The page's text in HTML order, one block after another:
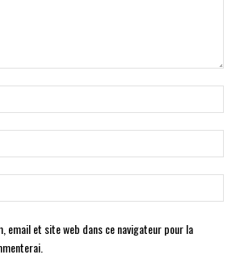
:*
:*
:
email et site web dans ce navigateur pour la